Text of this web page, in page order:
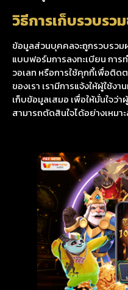
วิธีการเก็บรวบรว
ข้อมูลส่วนบุคคลจะถูกรวบรวม
แบบฟอร์มการลงทะเบียน การ
วอเลท หรือการใช้คุกกี้เพื่อติด
ของเรา เรามีการแจ้งให้ผู้ใช้
เก็บข้อมูลเสมอ เพื่อให้มั่นใจว่
สามารถตัดสินใจได้อย่างเหมา